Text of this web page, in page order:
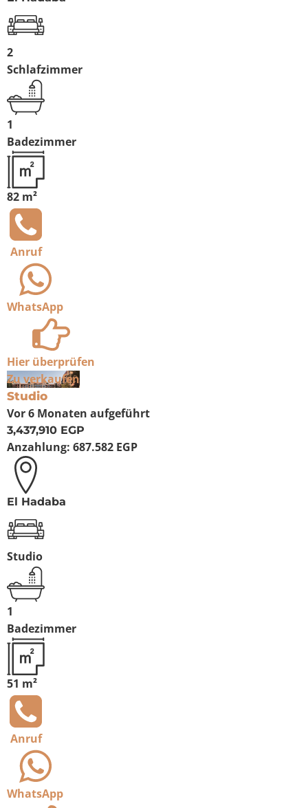
2
Schlafzimmer
1
Badezimmer
82 m²
Anruf
WhatsApp
Hier überprüfen
Zu verkaufen
Studio
Vor 6 Monaten aufgeführt
3,437,910 EGP
Anzahlung: 687.582 EGP
El Hadaba
Studio
1
Badezimmer
51 m²
Anruf
WhatsApp